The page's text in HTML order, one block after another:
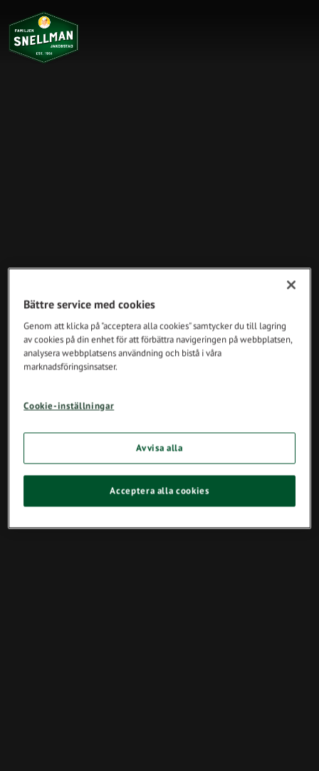
Bättre service med cookies
Genom att klicka på "acceptera alla cookies" samtycker du till lagring
av cookies på din enhet för att förbättra navigeringen på webbplatsen,
analysera webbplatsens användning och bistå i våra
marknadsföringsinsatser.
Cookie-inställningar
Avvisa alla
Acceptera alla cookies